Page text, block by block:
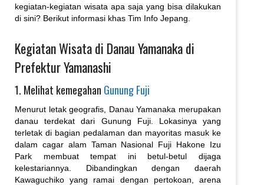
kegiatan-kegiatan wisata apa saja yang bisa dilakukan
di sini? Berikut informasi khas Tim Info Jepang.
Kegiatan Wisata di Danau Yamanaka di
Prefektur Yamanashi
1. Melihat kemegahan Gunung Fuji
Menurut letak geografis, Danau Yamanaka merupakan
danau terdekat dari Gunung Fuji. Lokasinya yang
terletak di bagian pedalaman dan mayoritas masuk ke
dalam cagar alam Taman Nasional Fuji Hakone Izu
Park membuat tempat ini betul-betul dijaga
kelestariannya. Dibandingkan dengan daerah
Kawaguchiko yang ramai dengan pertokoan, arena